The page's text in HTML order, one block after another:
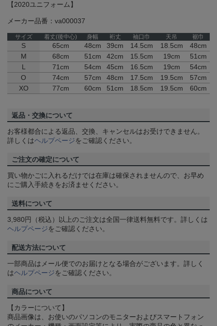
【2020ユニフォーム】
メーカー品番：va000037
サイズ 着丈(後中心) 身幅 裄丈 袖口巾 天吊 裾巾
S 65cm 48cm 39cm 14.5cm 18.5cm
48cm
M
68cm 51cm 42cm 15.5cm 19cm
51cm
L
71cm 54cm 45cm 16.5cm 19cm
54cm
O
74cm 57cm 48cm 17.5cm 19.5cm
57cm
XO
77cm 60cm 51cm 18.5cm 19.5cm 60cm
返品・交換について
お客様都合による返品、交換、キャンセルはお受けできません。
詳しくはヘルプページをご確認ください。
ご注文の確定について
買い物かごに入れるだけでは在庫は確保されませんので、お早め
にご購入手続きをお済ませください。
送料について
3,980円（税込）以上のご注文は全国一律送料無料です。詳しくは
ヘルプページをご確認ください。
配送方法について
一部商品はメール便でのお届けとなる場合がございます。詳しく
はヘルプページをご確認ください。
商品について
【カラーについて】
商品画像は、お使いのパソコンのモニターおよびスマートフォン